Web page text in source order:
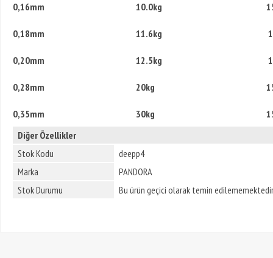
0,16mm 10.0kg
0,18mm 11.6kg
0,20mm 12.5kg
0,28mm 20kg
0,35mm 30kg
Diğer Özellikler
Stok Kodu
deepp4
Marka
PANDORA
Stok Durumu
Bu ürün geçici olarak temin